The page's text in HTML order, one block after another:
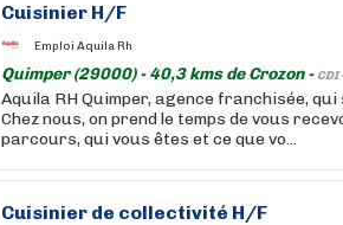
Cuisinier H/F
Emploi Aquila Rh
Quimper (29000) - 40,3 kms de Crozon - CDI
Aquila RH Quimper, agence franchisée,
Chez nous, on prend le temps de vous
parcours, qui vous êtes et ce que vo...
Cuisinier de collectivité H/F